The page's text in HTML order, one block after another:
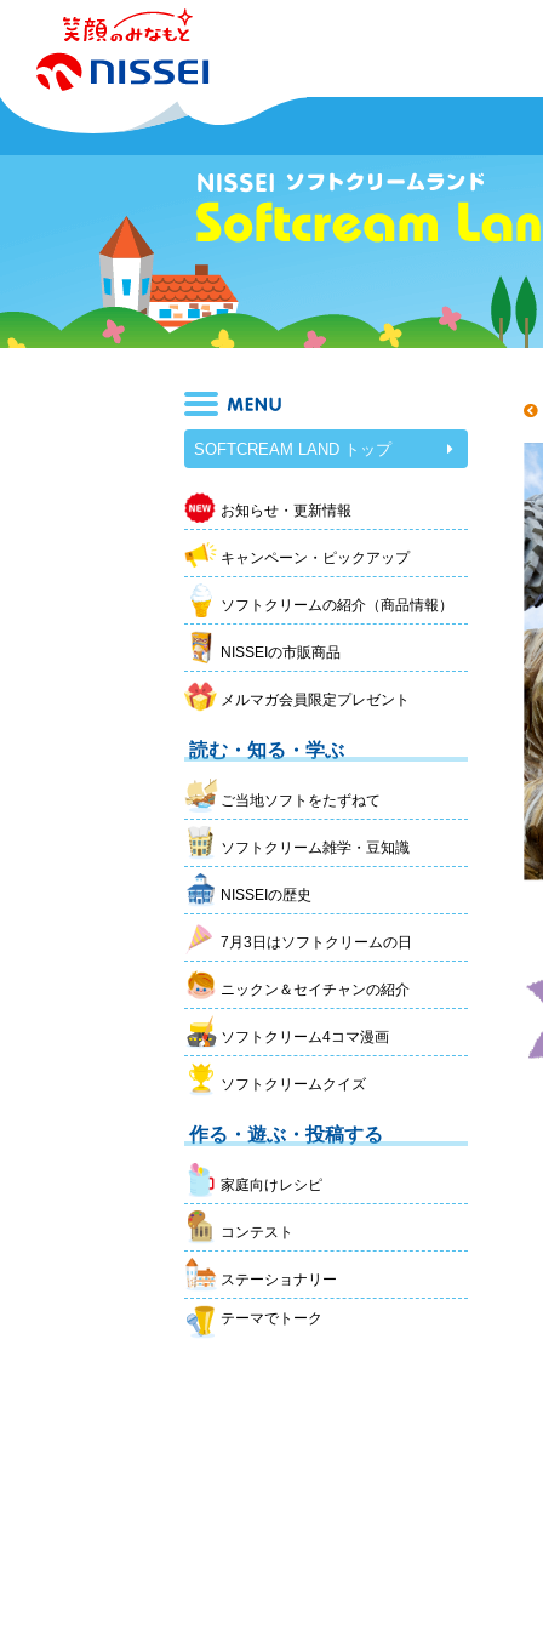
SOFTCREAM LAND トップ
お知らせ・更新情報
キャンペーン・ピックアップ
ソフトクリームの紹介（商品情報）
NISSEIの市販商品
メルマガ会員限定プレゼント
読む・知る・学ぶ
ご当地ソフトをたずねて
ソフトクリーム雑学・豆知識
NISSEIの歴史
7月3日はソフトクリームの日
ニックン＆セイチャンの紹介
ソフトクリーム4コマ漫画
ソフトクリームクイズ
作る・遊ぶ・投稿する
家庭向けレシピ
コンテスト
ステーショナリー
テーマでトーク